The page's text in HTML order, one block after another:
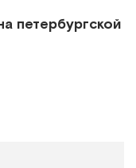
петербургской